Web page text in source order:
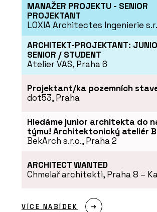
MANAŽER PROJEKTU - SENIOR
PROJEKTANT
LOXIA Architectes Ingenierie
ARCHITEKT-PROJEKTANT:
SENIOR / STUDENT
Atelier VAS, Praha 6
Projektant/ka pozemních
dot53, Praha
Hledáme junior architekta do
týmu! Architektonický ateliér
BekArch s.r.o., Praha 2
ARCHITECT WANTED
Chmelař architekti, Praha 8 –
VÍCE NABÍDEK